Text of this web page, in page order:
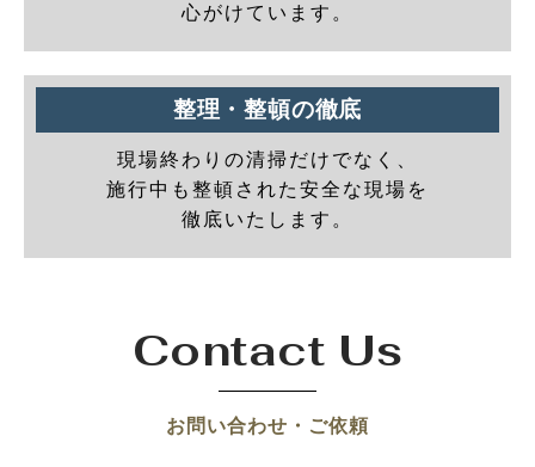
心がけています。
整理・整頓の徹底
現場終わりの清掃だけでなく、
施行中も整頓された安全な現場を
徹底いたします。
Contact Us
お問い合わせ・ご依頼